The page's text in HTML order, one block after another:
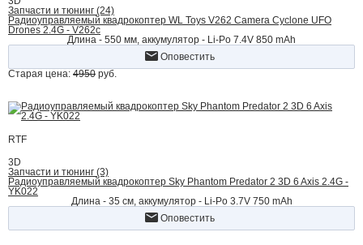
Запчасти и тюнинг (24)
Радиоуправляемый квадрокоптер WL Toys V262 Camera Cyclone UFO
Drones 2.4G - V262c
Длина - 550 мм, аккумулятор - Li-Po 7.4V 850 mAh
Оповестить
Старая цена: 4950 руб.
RTF
3D
Запчасти и тюнинг (3)
Радиоуправляемый квадрокоптер Sky Phantom Predator 2 3D 6 Axis 2.4G -
YK022
Длина - 35 см, аккумулятор - Li-Po 3.7V 750 mAh
Оповестить